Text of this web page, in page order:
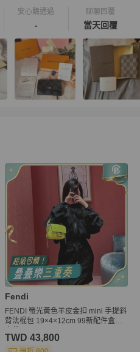
安心購通過
-
聊聊回覆
當天回覆
Fendi
FENDI 螢光黃色羊皮金扣 mini 手提斜
背法棍包 19×4×12cm 99新配件盒子
TWD 43,800